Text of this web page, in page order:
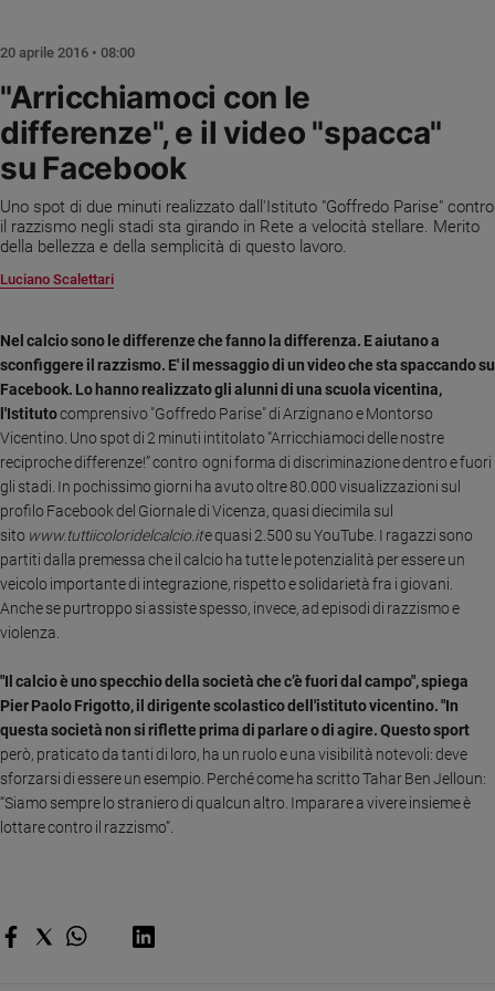
Fede
e
spiritualità
Santi
e
fede
del
Santo
del
giorno
Società
e
valori
Ambiente
e
Creato
Volontariato
Diritti
Aziende
valore
della
settimana
Diversità
Cultura
"Arricchiamoci con le
differenze", e il video "spacca"
su Facebook
Uno spot di due minuti realizzato dall'Istituto "Goffredo Parise" contro
il razzismo negli stadi sta girando in Rete a velocità stellare. Merito
della bellezza e della semplicità di questo lavoro.
Luciano Scalettari
20 aprile 2016 • 08:00
Nel calcio sono le differenze che fanno la differenza. E aiutano a
sconfiggere il razzismo. E' il messaggio di un video che sta spaccando su
Facebook. Lo hanno realizzato gli alunni di una scuola vicentina,
l'Istitutocomprensivo "Goffredo Parise" di Arzignano e Montorso
Vicentino. Uno spot di 2 minuti intitolato “Arricchiamoci delle nostre
reciproche differenze!” contro ogni forma di discriminazione dentro e fuori
gli stadi. In pochissimo giorni ha avuto oltre 80.000 visualizzazioni sul
profilo Facebook del Giornale di Vicenza, quasi diecimila sul
sito www.tuttiicoloridelcalcio.ite quasi 2.500 su YouTube. I ragazzi sono
partiti dalla premessa che il calcio ha tutte le potenzialità per essere un
veicolo importante di integrazione, rispetto e solidarietà fra i giovani.
Anche se purtroppo si assiste spesso, invece, ad episodi di razzismo e
violenza.
"Il calcio è uno specchio della società che c’è fuori dal campo", spiega
Pier Paolo Frigotto, il dirigente scolastico dell'istituto vicentino. "In
questa società non si riflette prima di parlare o di agire. Questo sport
però, praticato da tanti di loro, ha un ruolo e una visibilità notevoli: deve
sforzarsi di essere un esempio. Perché come ha scritto Tahar Ben Jelloun:
“Siamo sempre lo straniero di qualcun altro. Imparare a vivere insieme è
lottare contro il razzismo”.